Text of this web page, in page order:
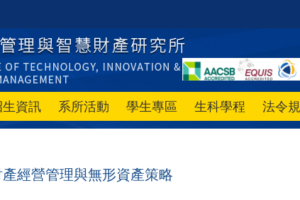
生資訊 系所活動 學生專區 生科學程 法令
產經營管理與無形資產策略